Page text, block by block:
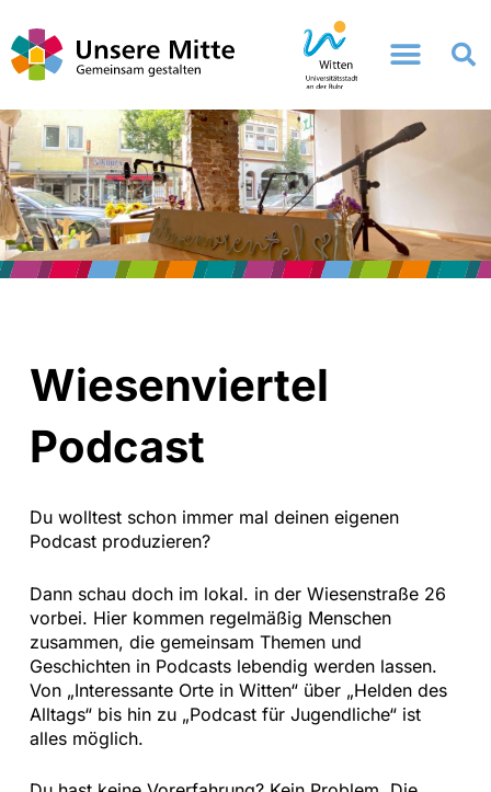
Inhalt
springen
Wiesenviertel
Podcast
Du wolltest schon immer mal deinen eigenen
Podcast produzieren?
Dann schau doch im lokal. in der Wiesenstraße 26
vorbei. Hier kommen regelmäßig Menschen
zusammen, die gemeinsam Themen und
Geschichten in Podcasts lebendig werden lassen.
Von „Interessante Orte in Witten“ über „Helden des
Alltags“ bis hin zu „Podcast für Jugendliche“ ist
alles möglich.